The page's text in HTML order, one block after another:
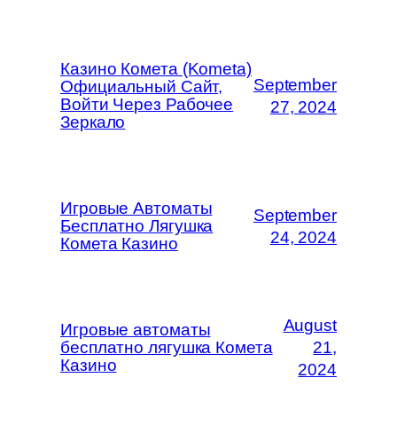
Казино Комета (Kometa)
Официальный Сайт,
Войти Через Рабочее
Зеркало
September
27, 2024
Игровые Автоматы
Бесплатно Лягушка
Комета Казино
September
24, 2024
Игровые автоматы
бесплатно лягушка Комета
Казино
August
21,
2024